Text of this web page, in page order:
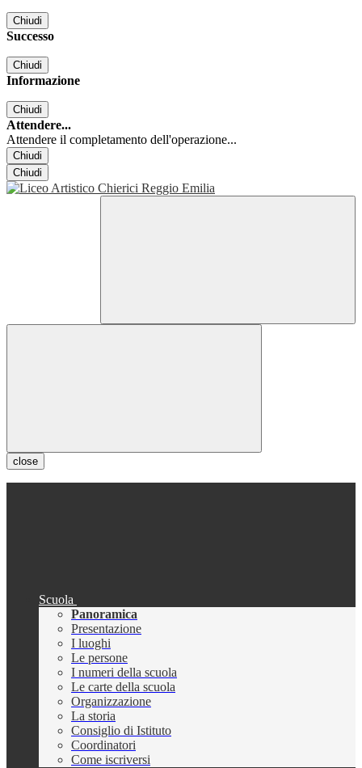
Chiudi
Successo
Chiudi
Informazione
Chiudi
Attendere...
Attendere il completamento dell'operazione...
Chiudi
Chiudi
close
Scuola
Panoramica
Presentazione
I luoghi
Le persone
I numeri della scuola
Le carte della scuola
Organizzazione
La storia
Consiglio di Istituto
Coordinatori
Come iscriversi